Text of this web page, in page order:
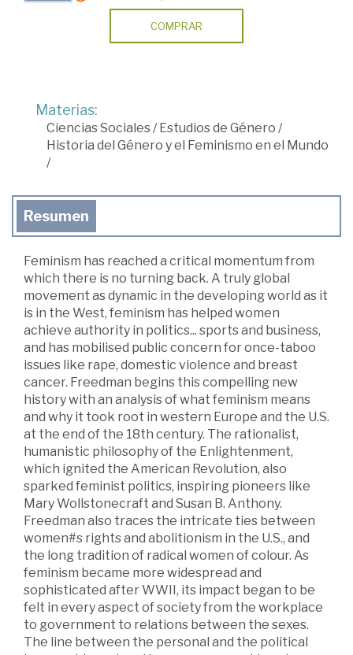
COMPRAR
Materias:
Ciencias Sociales/Estudios de Género /
Historia del Género y el Feminismo en el Mundo
/
Resumen
Feminism has reached a critical momentum from
which there is no turning back. A truly global
movement as dynamic in the developing world as it
is in the West, feminism has helped women
achieve authority in politics... sports and business,
and has mobilised public concern for once-taboo
issues like rape, domestic violence and breast
cancer. Freedman begins this compelling new
history with an analysis of what feminism means
and why it took root in western Europe and the U.S.
at the end of the 18th century. The rationalist,
humanistic philosophy of the Enlightenment,
which ignited the American Revolution, also
sparked feminist politics, inspiring pioneers like
Mary Wollstonecraft and Susan B. Anthony.
Freedman also traces the intricate ties between
women#s rights and abolitionism in the U.S., and
the long tradition of radical women of colour. As
feminism became more widespread and
sophisticated after WWII, its impact began to be
felt in every aspect of society from the workplace
to government to relations between the sexes.
The line between the personal and the political